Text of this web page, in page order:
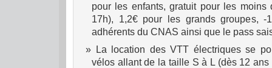
pour les enfants, gratuit pour les
17h), 1,2€ pour les grands groupes, -
adhérents du CNAS ainsi que le pass
La location des VTT électriques se
vélos allant de la taille S à L (dès 12 ans